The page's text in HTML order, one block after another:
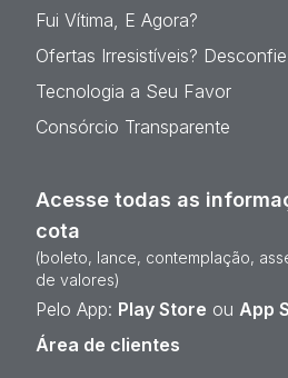
Fui Vítima, E Agora?
Ofertas Irresistíveis?
Tecnologia a Seu Favor
Consórcio Transparente
Acesse todas as
cota
(boleto, lance, contemplação,
de valores)
Pelo App: Play Store ou App
Área de clientes